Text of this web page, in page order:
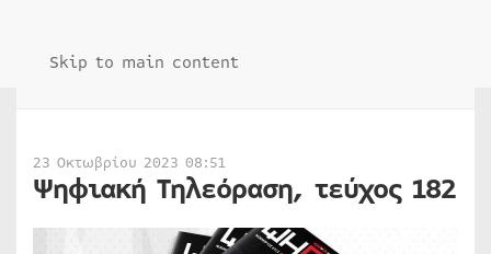
Skip to main content
23 Οκτωβρίου 2023 08:51
Ψηφιακή Τηλεόραση, τεύχος 182